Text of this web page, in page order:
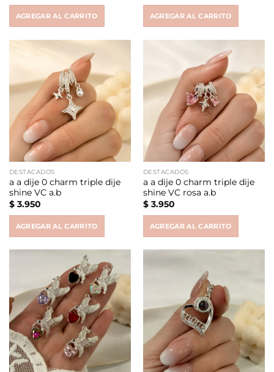
AGREGAR AL CARRITO AGREGAR AL CARRITO
DESTACADOS
a a dije 0 charm triple dije
shine VC a.b
$3.950
AGREGAR AL CARRITO
DESTACADOS
a a dije 0 charm triple dije
shine VC rosa a.b
$3.950
AGREGAR AL CARRITO